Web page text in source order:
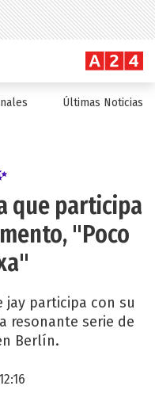
Últimas Noticias
que participa
"Poco
jay participa con su
resonante serie de
Berlín.